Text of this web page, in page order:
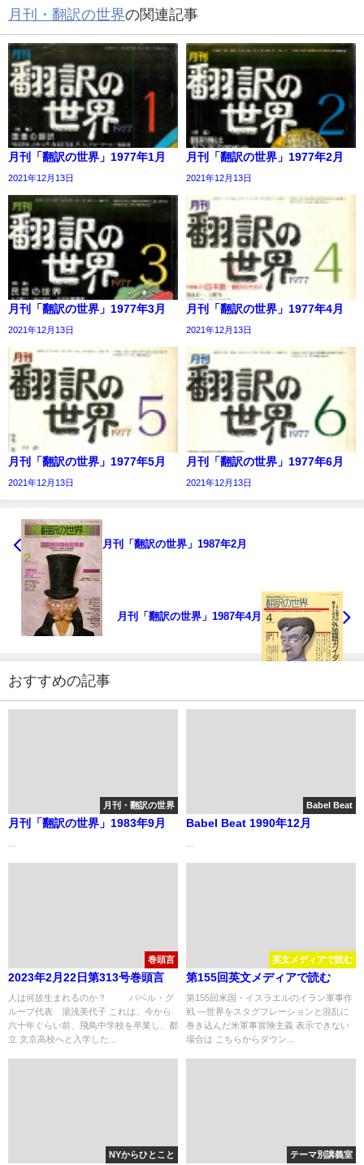
月刊・翻訳の世界の関連記事
月刊「翻訳の世界」1977年1月
2021年12月13日
月刊「翻訳の世界」1977年2月
2021年12月13日
月刊「翻訳の世界」1977年3月
2021年12月13日
月刊「翻訳の世界」1977年4月
2021年12月13日
月刊「翻訳の世界」1977年5月
2021年12月13日
月刊「翻訳の世界」1977年6月
2021年12月13日
月刊「翻訳の世界」1987年2月
月刊「翻訳の世界」1987年4月
おすすめの記事
月刊・翻訳の世界
月刊「翻訳の世界」1983年9月
Babel Beat
Babel Beat 1990年12月
巻頭言
2023年2月22日第313号巻頭言
人は何故生まれるのか？ バベル・グ
ループ代表 湯浅美代子 これは、今から
六十年ぐらい前、飛鳥中学校を卒業し、都
立 文京高校へと入学した...
英文メディアで読む
第155回英文メディアで読む
第155回米国・イスラエルのイラン軍事作
戦 ―世界をスタグフレーションと混乱に
巻き込んだ米軍事冒険主義 表示できない
場合は こちらからダウン...
NYからひとこと テーマ別講義室